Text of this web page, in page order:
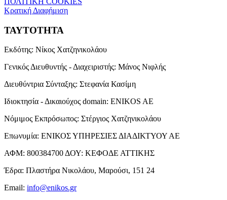
Κρατική Διαφήμιση
ΤΑΥΤΟΤΗΤΑ
Εκδότης: Νίκος Χατζηνικολάου
Γενικός Διευθυντής - Διαχειριστής: Μάνος Νιφλής
Διευθύντρια Σύνταξης: Στεφανία Κασίμη
Ιδιοκτησία - Δικαιούχος domain: ENIKOS AE
Νόμιμος Εκπρόσωπος: Στέργιος Χατζηνικολάου
Επωνυμία: ΕΝΙΚΟΣ ΥΠΗΡΕΣΙΕΣ ΔΙΑΔΙΚΤΥΟΥ ΑΕ
ΑΦΜ: 800384700 ΔΟΥ: ΚΕΦΟΔΕ ΑΤΤΙΚΗΣ
Έδρα: Πλαστήρα Νικολάου, Μαρούσι, 151 24
Email: info@enikos.gr